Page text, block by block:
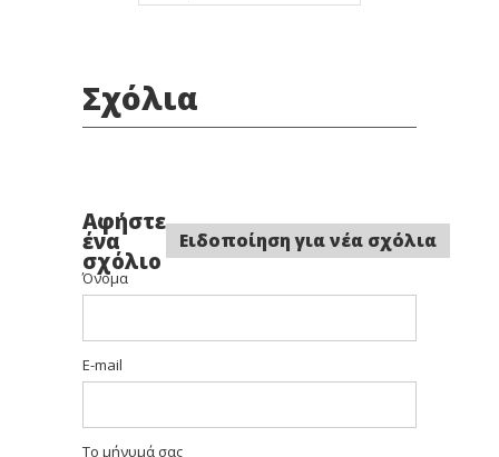
Σχόλια
Αφήστε
ένα
σχόλιο
Ειδοποίηση για νέα σχόλια
Όνομα
E-mail
Το μήνυμά σας